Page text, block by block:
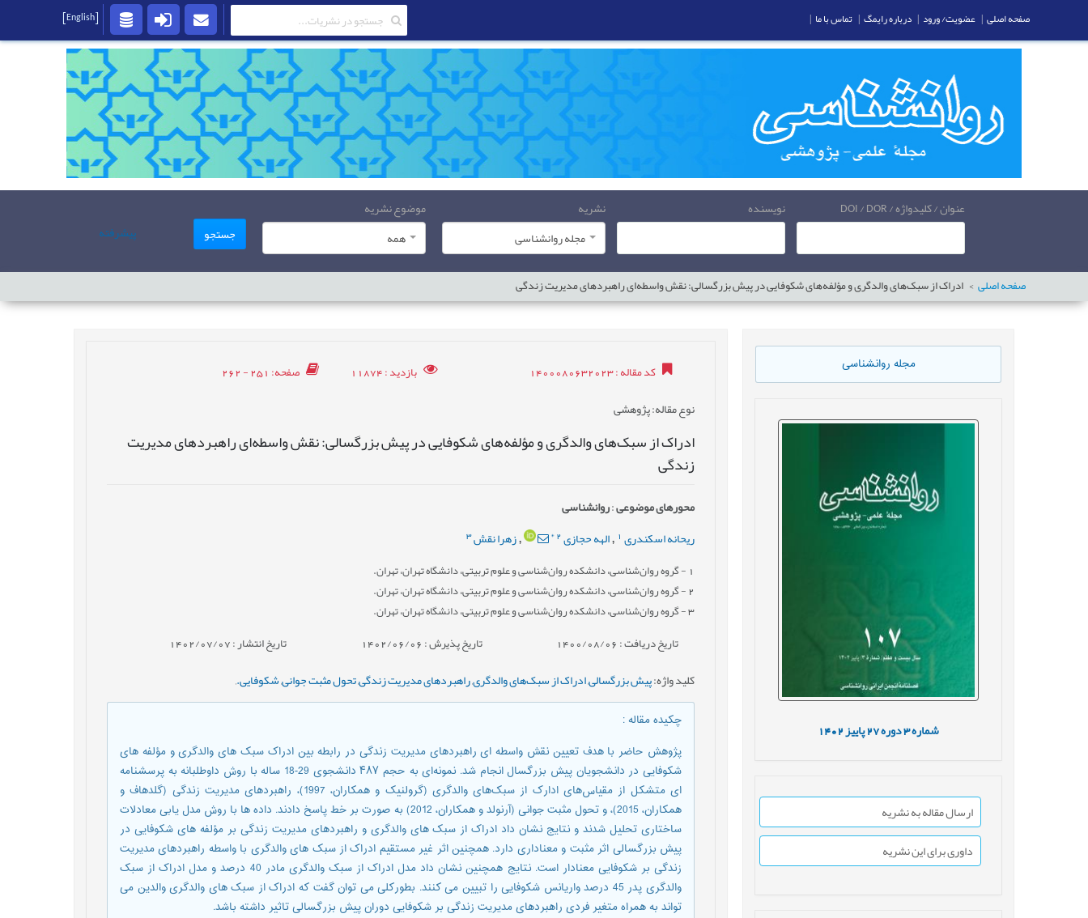
عنوان / کلیدواژه / DOI / DOR نویسنده
نشریه
مجله روانشناسی
موضوع نشریه
همه
جستجو پیشرفته
صفحه اصلی ادراک از سبک‌های والدگری و مؤلفه‌های شکوفایی در پیش بزرگسالی: نقش واسطه‌ای راهبردهای مدیریت زندگی
مجله روانشناسی
شماره3 دوره پاییز1402
ارسال مقاله به نشریه
داوری برای این نشریه
کد مقاله: 1400080632023 بازدید: 11874 صفحه: 251 - 262
نوع مقاله: پژوهشی
ادراک از سبک‌های والدگری و مؤلفه‌های شکوفایی در پیش بزرگسالی: نقش واسطه‌ای راهبردهای مدیریت
زندگی
محورهای موضوعی:روانشناسی
ریحانه اسکندری 1
,الهه حجازی2
*
,زهرا نقش3
1 - گروه روان‌شناسی، دانشکده روان‌شناسی و علوم تربیتی، دانشگاه تهران، تهران.
2- گروه روان‌شناسی، دانشکده روان‌شناسی و علوم تربیتی، دانشگاه تهران، تهران.
3- گروه روان‌شناسی، دانشکده روان‌شناسی و علوم تربیتی، دانشگاه تهران، تهران.
تاریخ دریافت : 1400/08/06 تاریخ پذیرش : 1402/06/06 تاریخ انتشار : 1402/07/07
کلید واژه:پیش بزرگسالی,ادراک از سبک‌های والدگری,راهبردهای مدیریت زندگی,تحول مثبت جوانی,شکوفایی.,
چکیده مقاله:
پژوهش حاضر با هدف تعیین نقش واسطه ای راهبردهای مدیریت زندگی در رابطه بین ادراک سبک های والدگری و مؤلفه های
شکوفایی در دانشجویان پیش بزرگسال انجام شد. نمونه‌ای به حجم ۴۸۷ دانشجوی 29-18 ساله با روش داوطلبانه به پرسشنامه
ای متشکل از مقیاس‌های ادارک از سبک‌های والدگری (گرولنیک و همکاران، 1997)، راهبردهای مدیریت زندگی (گلدهاف و
همکاران، 2015)، و تحول مثبت جوانی (آرنولد و همکاران، 2012) به صورت بر خط پاسخ دادند. داده ها با روش مدل یابی معادلات
ساختاری تحلیل شدند و نتایج نشان داد ادراک از سبک های والدگری و راهبردهای مدیریت زندگی بر مؤلفه های شکوفایی در
پیش بزرگسالی اثر مثبت و معناداری دارد. همچنین اثر غیر مستقیم ادراک از سبک های والدگری با واسطه راهبردهای مدیریت
زندگی بر شکوفایی معنادار است. نتایج همچنین نشان داد مدل ادراک از سبک والدگری مادر 40 درصد و مدل ادراک از سبک
والدگری پدر 45 درصد واریانس شکوفایی را تبیین می کنند. بطورکلی می توان گفت که ادراک از سبک های والدگری والدین می
تواند به همراه متغیر فردی راهبردهای مدیریت زندگی بر شکوفایی دوران پیش بزرگسالی تاثیر داشته باشد.
صفحه اصلی | عضویت/ ورود | درباره رایمگ | تماس با ما |
[English]